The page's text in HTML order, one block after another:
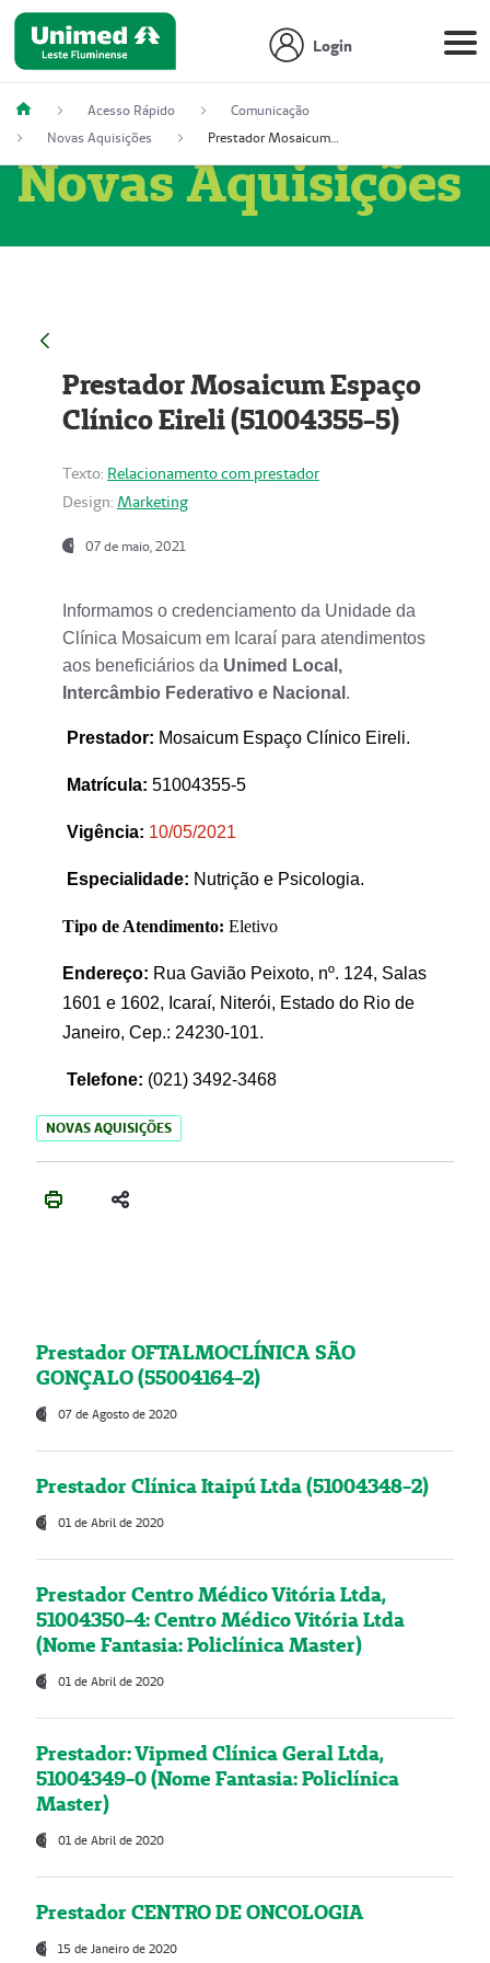
Login
Acesso Rápido
Comunicação
Novas Aquisições
Prestador Mosaicum Espaço Clínico Eireli (51004355-5)
Novas Aquisições
Prestador Mosaicum Espaço
Clínico Eireli (51004355-5)
Texto: Relacionamento com prestador
Design: Marketing
07 de maio, 2021
Informamos o credenciamento da Unidade da
Clínica Mosaicum em Icaraí para atendimentos
aos beneficiários da Unimed Local,
Intercâmbio Federativo e Nacional .
Prestador: Mosaicum Espaço Clínico Eireli.
Matrícula: 51004355-5
Vigência: 10/05/2021
Especialidade: Nutrição e Psicologia.
Tipo de Atendimento: Eletivo
Endereço: Rua Gavião Peixoto, nº. 124, Salas
1601 e 1602, Icaraí, Niterói, Estado do Rio de
Janeiro, Cep.: 24230-101.
Telefone: (021) 3492-3468
NOVAS AQUISIÇÕES
Prestador OFTALMOCLÍNICA SÃO
GONÇALO (55004164-2)
07 de Agosto de 2020
Prestador Clínica Itaipú Ltda (51004348-2)
01 de Abril de 2020
Prestador Centro Médico Vitória Ltda,
51004350-4: Centro Médico Vitória Ltda
(Nome Fantasia: Policlínica Master)
01 de Abril de 2020
Prestador: Vipmed Clínica Geral Ltda,
51004349-0 (Nome Fantasia: Policlínica
Master)
01 de Abril de 2020
Prestador CENTRO DE ONCOLOGIA
15 de Janeiro de 2020